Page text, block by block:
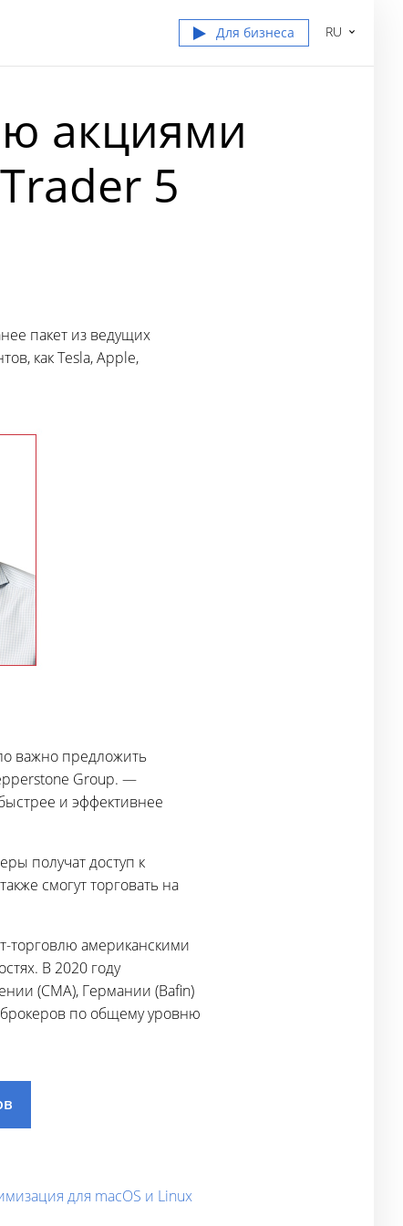
Для бизнеса RU
акциями
5
пакет из ведущих
как Tesla, Apple,
важно предложить
Group. —
и эффективнее
получат доступ к
смогут торговать на
торговлю американскими
В 2020 году
(CMA), Германии (Bafin)
брокеров по общему уровню
для macOS и Linux